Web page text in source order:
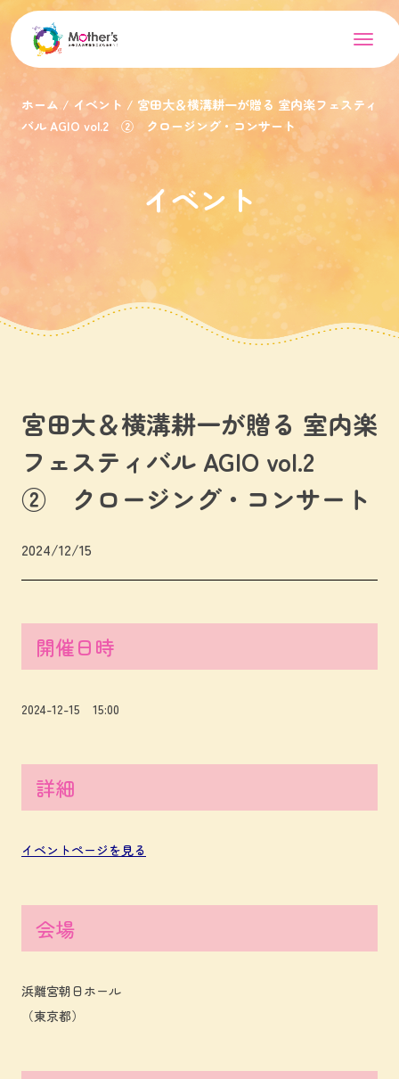
ホーム イベント
宮田大＆横溝耕一が贈る 室内楽フェスティ
バル AGIO vol.2 ② クロージング・コンサート
イベント
宮田大＆横溝耕一が贈る 室内楽
フェスティバル AGIO vol.2
② クロージング・コンサート
2024/12/15
開催日時
2024-12-15 15:00
詳細
イベントページを見る
会場
浜離宮朝日ホール
（東京都）